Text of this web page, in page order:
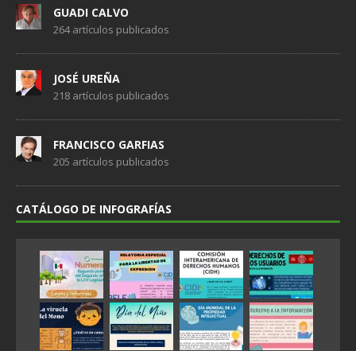
GUADI CALVO
264 artículos publicados
JOSÉ UREÑA
218 artículos publicados
FRANCISCO GARFIAS
205 artículos publicados
CATÁLOGO DE INFOGRAFÍAS